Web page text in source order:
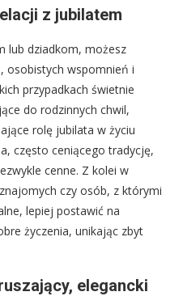
z jubilatem
lub dziadkom, możesz
osobistych wspomnień i
przypadkach świetnie
do rodzinnych chwil,
rolę jubilata w życiu
często ceniącego tradycję,
cenne. Z kolei w
czy osób, z którymi
lepiej postawić na
życzenia, unikając zbyt
elegancki